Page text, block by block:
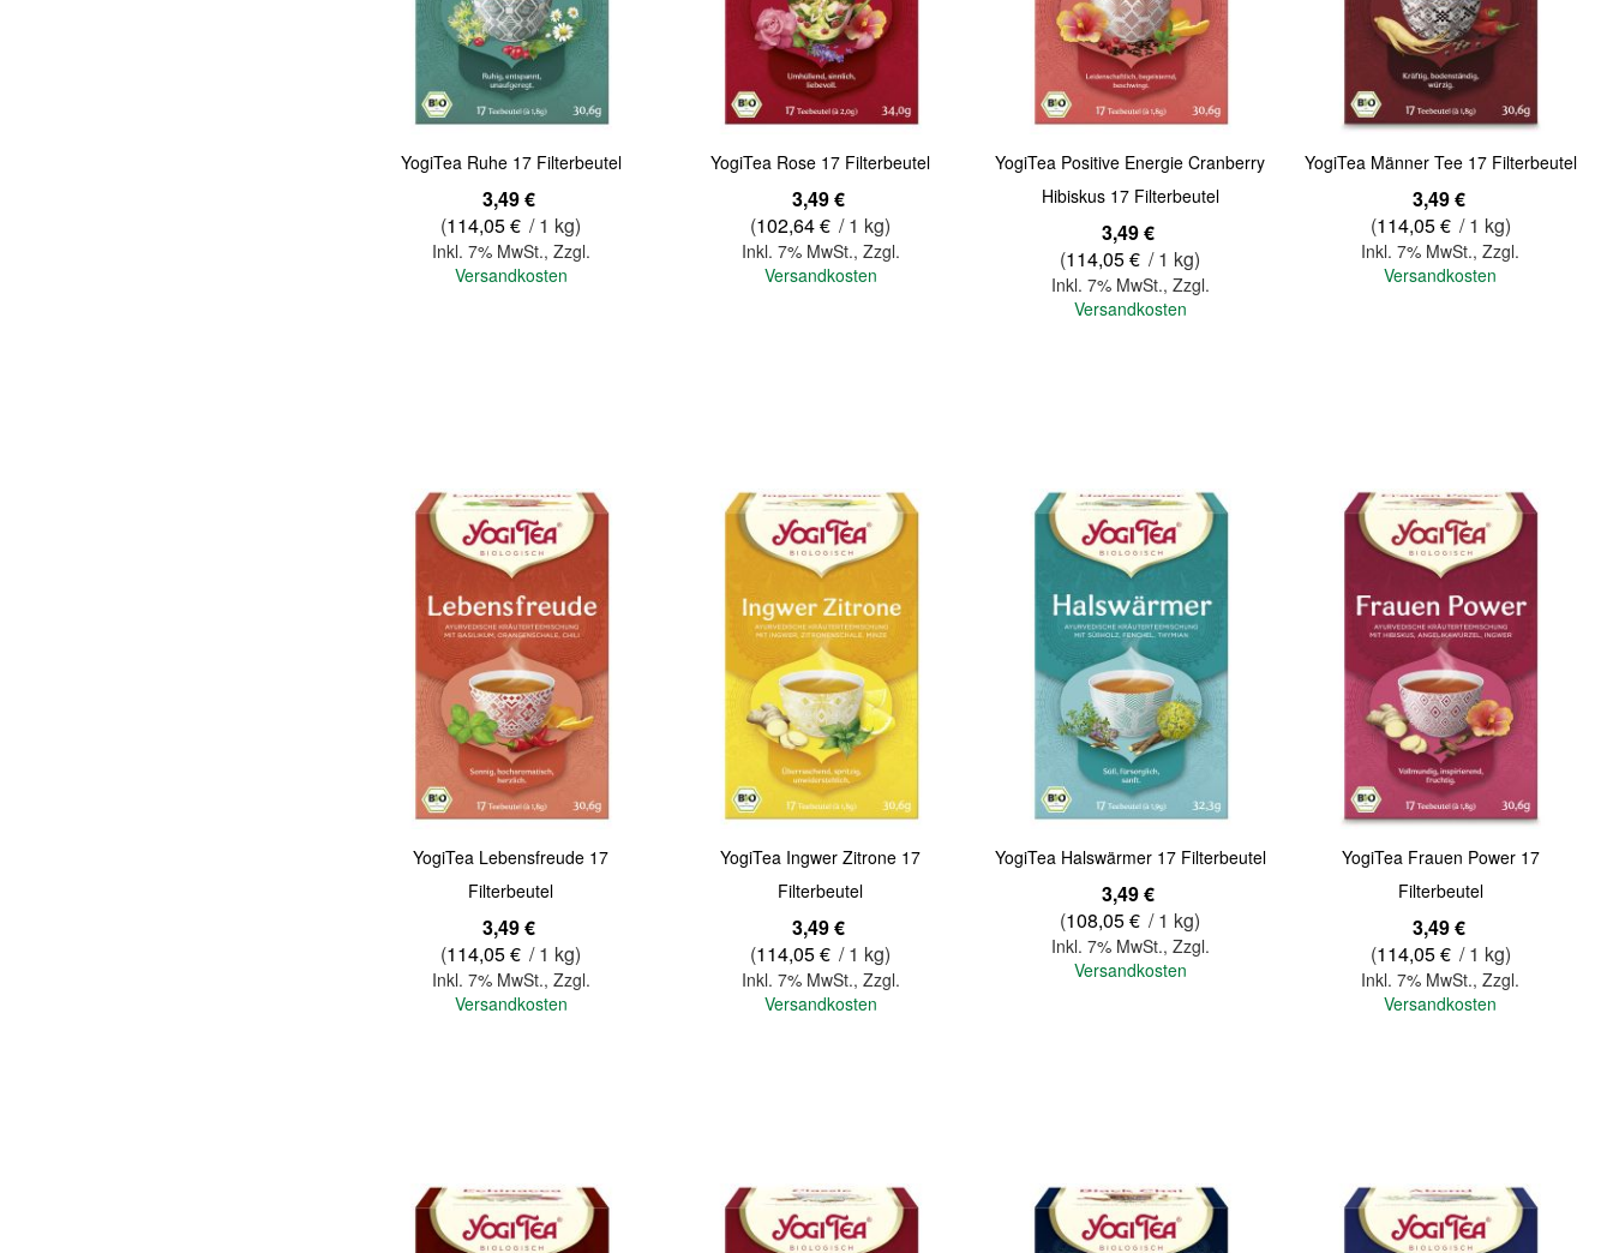
YogiTea Ruhe 17 Filterbeutel
3,49 €
(114,05 € / 1 kg)
Inkl. 7% MwSt., Zzgl.
Versandkosten
YogiTea Rose 17 Filterbeutel
3,49 €
(102,64 € / 1 kg)
Inkl. 7% MwSt., Zzgl.
Versandkosten
Quickview
YogiTea Positive Energie Cranberry
Hibiskus 17 Filterbeutel
3,49 €
(114,05 € / 1 kg)
Inkl. 7% MwSt., Zzgl.
Versandkosten
Quickview
YogiTea Männer Tee 17 Filterbeutel
3,49 €
(114,05 € / 1 kg)
Inkl. 7% MwSt.,Zzgl.
Versandkosten
Quickview
YogiTea Lebensfreude 17
Filterbeutel
3,49 €
(114,05 € / 1 kg)
Inkl. 7% MwSt., Zzgl.
Versandkosten
YogiTea Ingwer Zitrone 17
Filterbeutel
3,49 €
(114,05 € / 1 kg)
Inkl. 7% MwSt., Zzgl.
Versandkosten
YogiTea Halswärmer 17 Filterbeutel
3,49 €
(108,05 € / 1 kg)
Inkl. 7% MwSt., Zzgl.
Versandkosten
YogiTea Frauen Power 17
Filterbeutel
3,49 €
(114,05 € / 1 kg)
Inkl. 7% MwSt.,Zzgl.
Versandkosten